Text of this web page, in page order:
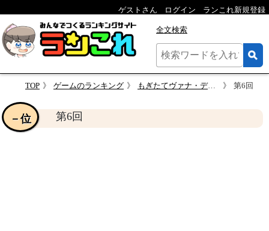
ゲストさん ログイン ランこれ新規登録
全文検索
TOP ゲームのランキング もぎたてヴァナ・ディールの神回を勝手に決める人気投票 第6回
第6回
－位